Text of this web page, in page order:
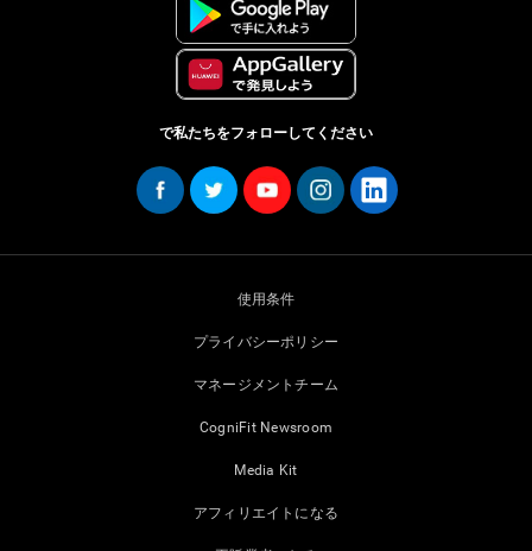
で私たちをフォローしてください
使用条件
プライバシーポリシー
マネージメントチーム
CogniFit Newsroom
Media Kit
アフィリエイトになる